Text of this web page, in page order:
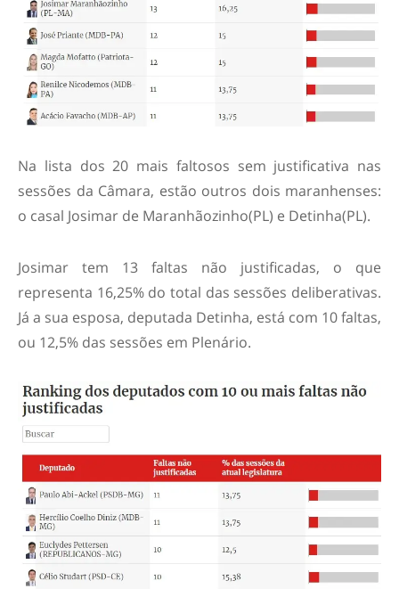
Na lista dos 20 mais faltosos sem justificativa nas
sessões da Câmara, estão outros dois maranhenses:
o casal Josimar de Maranhãozinho(PL) e Detinha(PL).
Josimar tem 13 faltas não justificadas, o que
representa 16,25% do total das sessões deliberativas.
Já a sua esposa, deputada Detinha, está com 10 faltas,
ou 12,5% das sessões em Plenário.